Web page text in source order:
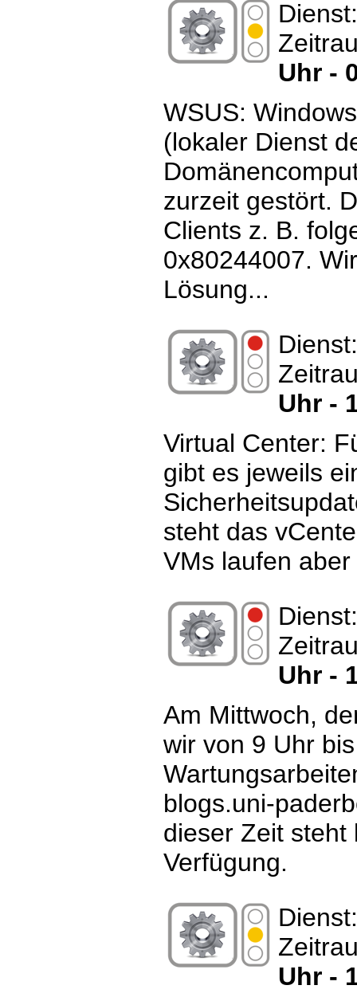
Uhr -
WSUS:
(lokaler Dienst
zurzeit gestört.
Clients z. B.
0x80244007.
Lösung...
Uhr -
Virtual Center:
gibt es jeweils
steht das
VMs laufen aber
Uhr -
Am Mittwoch,
wir von 9 Uhr
blogs.uni-
dieser Zeit steht
Verfügung.
Uhr -